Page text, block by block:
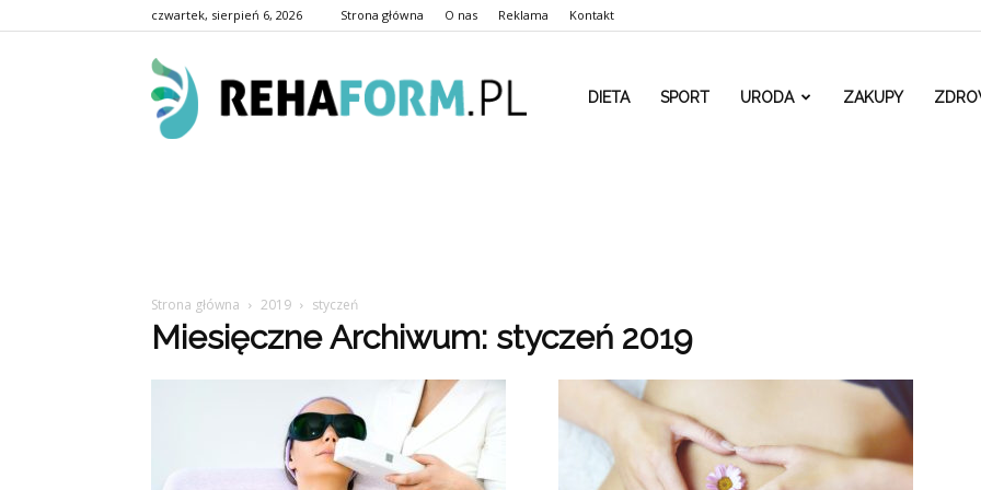
czwartek, sierpień 6, 2026 Strona główna O nas Reklama Kontakt
www.rehaform.pl
DIETA SPORT URODA ZAKUPY
Strona główna 2019 styczeń
Miesięczne Archiwum: styczeń 2019